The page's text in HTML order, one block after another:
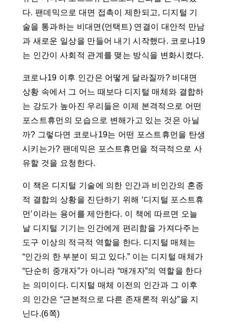
다. 팬데믹으로 대면 접촉이 제한되고, 디지털 기
술을 통과하는 비대면(언택트) 연결이 대안적 만남
과 새로운 일상을 만들어 내기 시작했다. 코로나19
는 인간이 사회적 관계를 맺는 방식을 변화시켰다.
코로나19 이후 인간은 어떻게 달라질까? 비대면
상황 속에서 그 어느 때보다 디지털 매체와 결합하
는 강도가 높아진 우리들은 이제 본격적으로 어떤
포스트휴먼의 모습으로 변해가고 있는 것은 아닐
까? 그렇다면 코로나19는 어떤 포스트휴먼을 탄생
시키는가? 팬데믹은 포스트휴먼을 적극적으로 사
유할 것을 요청한다.
이 책은 디지털 기술에 의한 인간과 비인간의 혼종
적 결합의 상황을 진단하기 위해 ‘디지털 포스트휴
먼’이라는 용어를 제안한다. 이 책에 따르면 오늘
날 디지털 기기는 인간에게 편리함을 가져다주는
도구 이상의 적극적 역할을 한다. 디지털 매체는
“인간의 한 부분이 되고 있다.” 이는 디지털 매체가
“단순히 중개자”가 아니라 “매개자”의 역할을 한다
는 의미이다. 디지털 매체 이전의 인간과 그 이후
의 인간은 “근본적으로 다른 존재론적 위상”을 지
닌다.(6쪽)